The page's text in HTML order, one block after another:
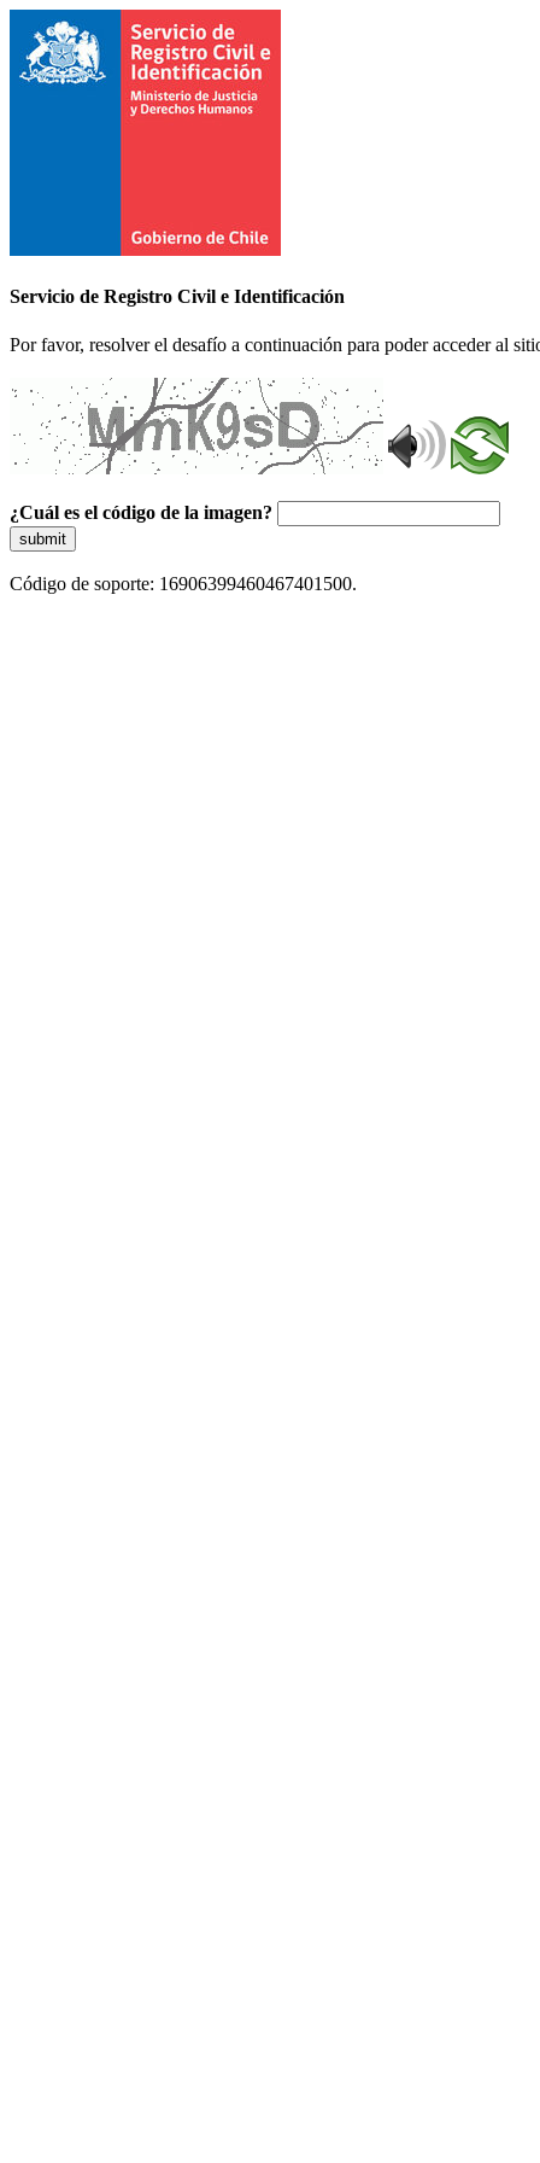
Servicio de Registro Civil e Identificación
Por favor, resolver el desafío a continuación para poder acceder al
¿Cuál es el código de la imagen?
submit
Código de soporte: 16906399460467401500.